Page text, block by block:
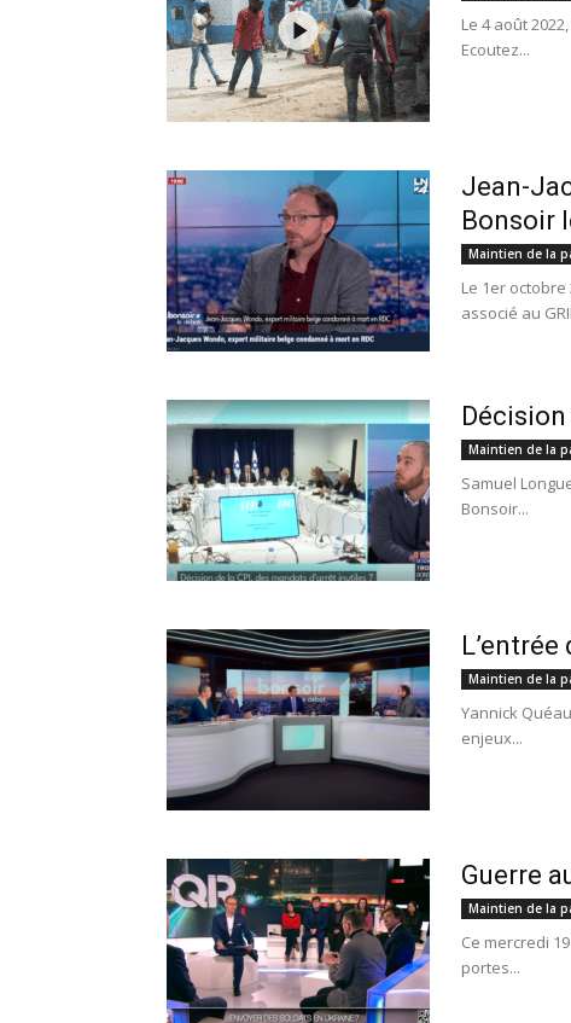
Le 4 août
Ecoutez...
Jean-
Bonsoir
Maintien de la
Le 1er
associé au
Décision
Maintien de la
Samuel
Bonsoir...
Maintien de la
Yannick
enjeux...
Guerre
Maintien de la
Ce mercredi
portes...